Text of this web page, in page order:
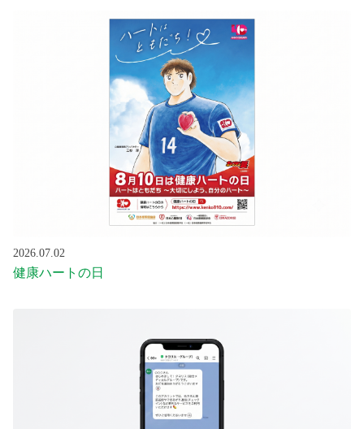
2026.07.02
健康ハートの日